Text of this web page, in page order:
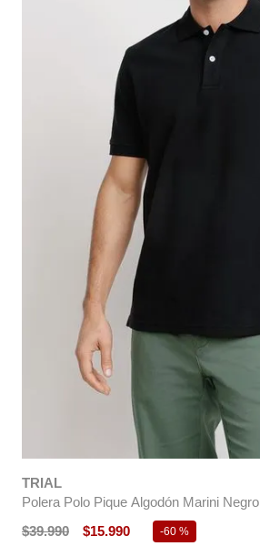
TRIAL
Polera Polo Pique Algodón Marini Negro
$39.990 $15.990 -60 %